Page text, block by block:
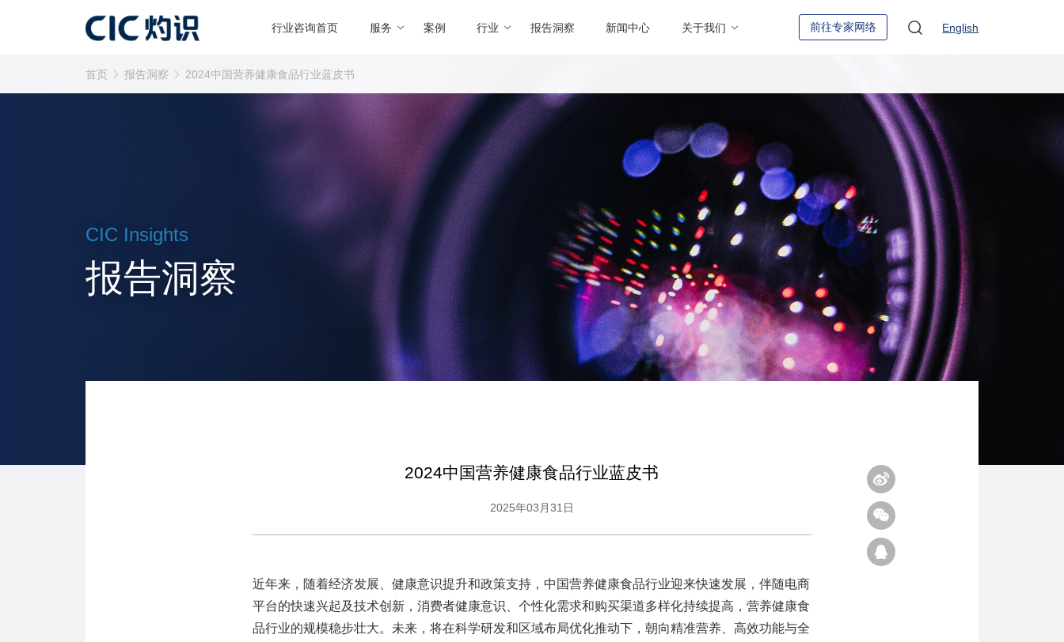
行业咨询首页 服务 案例 行业 报告洞察 新闻中心 关于我们 前往专家网络 English
CIC Insights
报告洞察
首页 报告洞察 2024中国营养健康食品行业蓝皮书
2024中国营养健康食品行业蓝皮书
2025年03月31日
近年来，随着经济发展、健康意识提升和政策支持，中国营养健康食品行业迎来快速发展，伴随电商
平台的快速兴起及技术创新，消费者健康意识、个性化需求和购买渠道多样化持续提高，营养健康食
品行业的规模稳步壮大。未来，将在科学研发和区域布局优化推动下，朝向精准营养、高效功能与全